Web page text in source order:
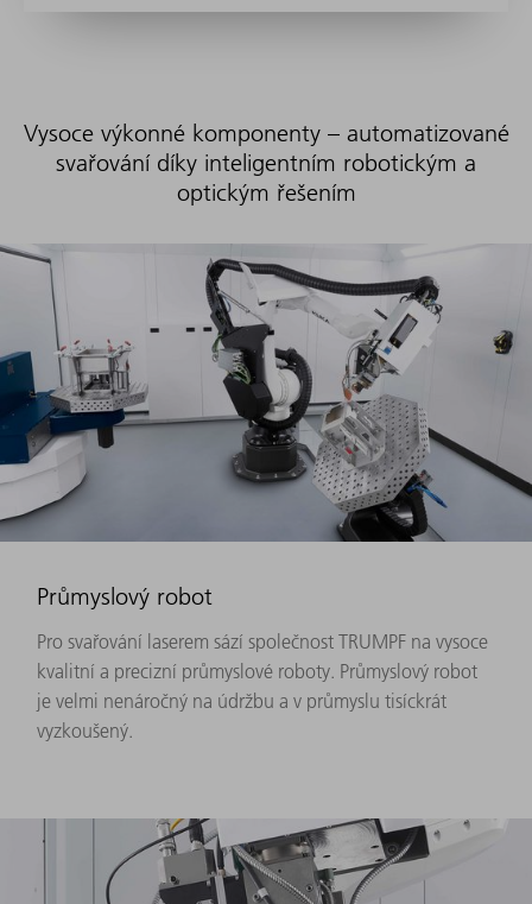
Vysoce výkonné komponenty – automatizované
svařování díky inteligentním robotickým a
optickým řešením
Průmyslový robot
Pro svařování laserem sází společnost TRUMPF na vysoce
kvalitní a precizní průmyslové roboty. Průmyslový robot
je velmi nenáročný na údržbu a v průmyslu tisíckrát
vyzkoušený.